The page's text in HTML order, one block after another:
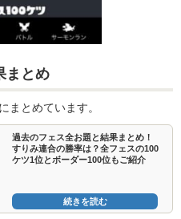
まとめ
まとめています。
過去のフェス全お題と結果まとめ！
すりみ連合の勝率は？全フェスの100
ケツ1位とボーダー100位もご紹介
続きを読む